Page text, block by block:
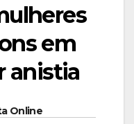
em
anistia
Online